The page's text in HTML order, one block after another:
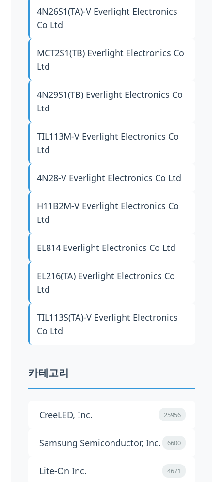
4N26S1(TA)-V Everlight Electronics
Co Ltd
MCT2S1(TB) Everlight Electronics Co
Ltd
4N29S1(TB) Everlight Electronics Co
Ltd
TIL113M-V Everlight Electronics Co
Ltd
4N28-V Everlight Electronics Co Ltd
H11B2M-V Everlight Electronics Co
Ltd
EL814 Everlight Electronics Co Ltd
EL216(TA) Everlight Electronics Co
Ltd
TIL113S(TA)-V Everlight Electronics
Co Ltd
카테고리
CreeLED, Inc. 25956
Samsung Semiconductor, Inc. 6600
Lite-On Inc. 4671